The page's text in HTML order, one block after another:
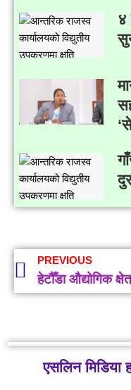
४
PREVIOUS
एसलिन मिडिया